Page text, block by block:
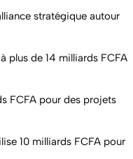
stratégique autour
plus de 14 milliards FCFA
FCFA pour des projets
10 milliards FCFA pour